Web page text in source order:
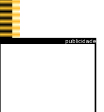
publicidade